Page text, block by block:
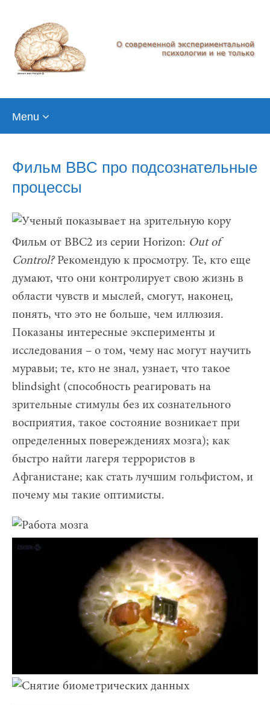
Menu
Фильм BBC про подсознательные
процессы
Фильм от BBC2 из серии Horizon: Out of
Control?Рекомендую к просмотру. Те, кто еще
думают, что они контролирует свою жизнь в
области чувств и мыслей, смогут, наконец,
понять, что это не больше, чем иллюзия.
Показаны интересные эксперименты и
исследования – о том, чему нас могут научить
муравьи; те, кто не знал, узнает, что такое
blindsight (способность реагировать на
зрительные стимулы без их сознательного
восприятия, такое состояние возникает при
определенных повереждениях мозга); как
быстро найти лагеря террористов в
Афганистане; как стать лучшим гольфистом, и
почему мы такие оптимисты.